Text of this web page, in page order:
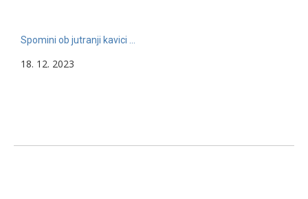
Spomini ob jutranji kavici …
18. 12. 2023